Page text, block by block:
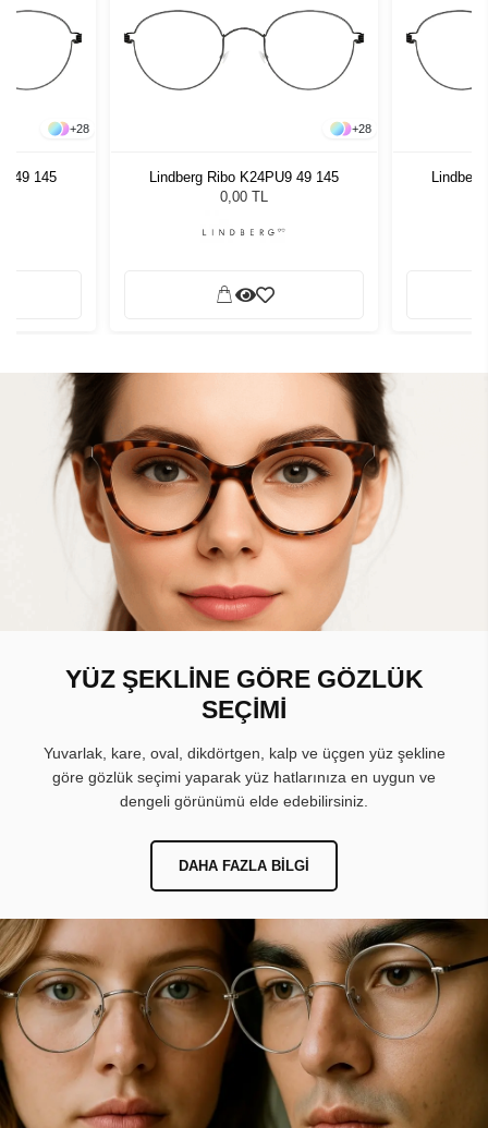
+28
49 145
+28
Lindberg Ribo K24PU9 49 145
0,00 TL
YÜZ ŞEKLİNE GÖRE GÖZLÜK
SEÇİMİ
Yuvarlak, kare, oval, dikdörtgen, kalp ve üçgen yüz şekline
göre gözlük seçimi yaparak yüz hatlarınıza en uygun ve
dengeli görünümü elde edebilirsiniz.
DAHA FAZLA BILGI